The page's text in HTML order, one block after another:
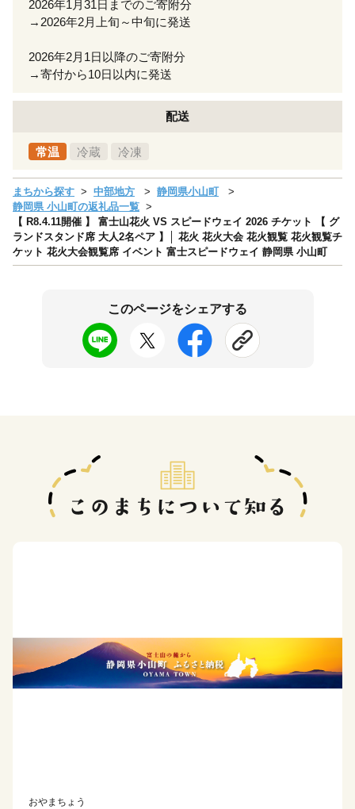
2026年1月31日までのご寄附分
→2026年2月上旬～中旬に発送
2026年2月1日以降のご寄附分
→寄付から10日以内に発送
配送
常温 冷蔵 冷凍
まちから探す 中部地方
静岡県小山町
静岡県 小山町の返礼品一覧
【 R8.4.11開催 】 富士山花火 VS スピードウェイ 2026 チケット 【 グ
ランドスタンド席 大人2名ペア 】│ 花火 花火大会 花火観覧 花火観覧チ
ケット 花火大会観覧席 イベント 富士スピードウェイ 静岡県 小山町
このページをシェアする
おやまちょう